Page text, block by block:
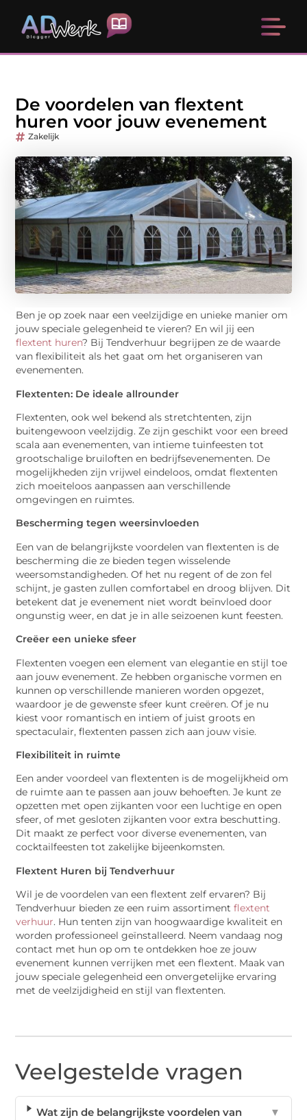
De voordelen van flextent
huren voor jouw evenement
Zakelijk
Ben je op zoek naar een veelzijdige en unieke manier om
jouw speciale gelegenheid te vieren? En wil jij een
flextent huren? Bij Tendverhuur begrijpen ze de waarde
van flexibiliteit als het gaat om het organiseren van
evenementen.
Flextenten: De ideale allrounder
Flextenten, ook wel bekend als stretchtenten, zijn
buitengewoon veelzijdig. Ze zijn geschikt voor een breed
scala aan evenementen, van intieme tuinfeesten tot
grootschalige bruiloften en bedrijfsevenementen. De
mogelijkheden zijn vrijwel eindeloos, omdat flextenten
zich moeiteloos aanpassen aan verschillende
omgevingen en ruimtes.
Bescherming tegen weersinvloeden
Een van de belangrijkste voordelen van flextenten is de
bescherming die ze bieden tegen wisselende
weersomstandigheden. Of het nu regent of de zon fel
schijnt, je gasten zullen comfortabel en droog blijven. Dit
betekent dat je evenement niet wordt beïnvloed door
ongunstig weer, en dat je in alle seizoenen kunt feesten.
Creëer een unieke sfeer
Flextenten voegen een element van elegantie en stijl toe
aan jouw evenement. Ze hebben organische vormen en
kunnen op verschillende manieren worden opgezet,
waardoor je de gewenste sfeer kunt creëren. Of je nu
kiest voor romantisch en intiem of juist groots en
spectaculair, flextenten passen zich aan jouw visie.
Flexibiliteit in ruimte
Een ander voordeel van flextenten is de mogelijkheid om
de ruimte aan te passen aan jouw behoeften. Je kunt ze
opzetten met open zijkanten voor een luchtige en open
sfeer, of met gesloten zijkanten voor extra beschutting.
Dit maakt ze perfect voor diverse evenementen, van
cocktailfeesten tot zakelijke bijeenkomsten.
Flextent Huren bij Tendverhuur
Wil je de voordelen van een flextent zelf ervaren? Bij
Tendverhuur bieden ze een ruim assortimentflextent
verhuur. Hun tenten zijn van hoogwaardige kwaliteit en
worden professioneel geïnstalleerd. Neem vandaag nog
contact met hun op om te ontdekken hoe ze jouw
evenement kunnen verrijken met een flextent. Maak van
jouw speciale gelegenheid een onvergetelijke ervaring
met de veelzijdigheid en stijl van flextenten.
Veelgestelde vragen
Wat zijn de belangrijkste voordelen van
▼